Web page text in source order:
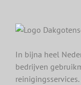
In bijna heel
bedrijven